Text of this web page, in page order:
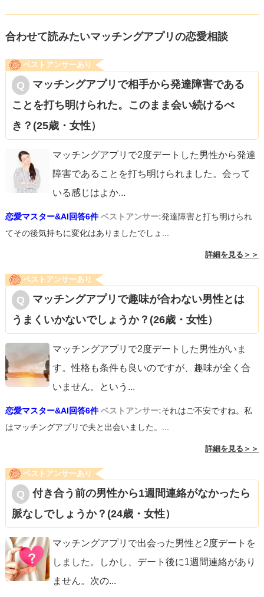
合わせて読みたいマッチングアプリの恋愛相談
ベストアンサーあり
マッチングアプリで相手から発達障害である
ことを打ち明けられた。このまま会い続けるべ
き？(25歳・女性）
マッチングアプリで2度デートした男性から発達
障害であることを打ち明けられました。会って
いる感じはよか...
恋愛マスター&AI回答6件 ベストアンサー:発達障害と打ち明けられ
てその後気持ちに変化はありましたでしょ...
詳細を見る＞＞
ベストアンサーあり
マッチングアプリで趣味が合わない男性とは
うまくいかないでしょうか？(26歳・女性）
マッチングアプリで2度デートした男性がいま
す。性格も条件も良いのですが、趣味が全く合
いません。という ...
恋愛マスター&AI回答6件 ベストアンサー:それはご不安ですね。私
はマッチングアプリで夫と出会いました。...
詳細を見る＞＞
ベストアンサーあり
付き合う前の男性から1週間連絡がなかったら
脈なしでしょうか？(24歳・女性）
マッチングアプリで出会った男性と2度デートを
しました。しかし、デート後に1週間連絡があり
ません。次の...